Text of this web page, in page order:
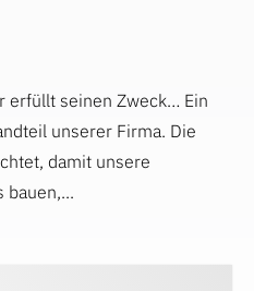
erfüllt seinen Zweck… Ein
unserer Firma. Die
damit unsere
bauen,...